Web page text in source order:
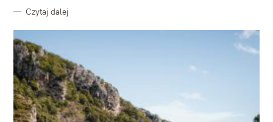
Czytaj dalej